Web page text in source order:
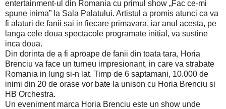
entertainment-ul din Romania cu primul show „Fac ce-mi
spune inima” la Sala Palatului. Artistul a promis atunci ca va
fi alaturi de fanii sai in fiecare primavara, iar anul acesta, pe
langa cele doua spectacole programate initial, va sustine
inca doua.
Din dorinta de a fi aproape de fanii din toata tara, Horia
Brenciu va face un turneu impresionant, in care va strabate
Romania in lung si-n lat. Timp de 6 saptamani, 10.000 de
inimi din 20 de orase vor bate la unison cu Horia Brenciu si
HB Orchestra.
Un eveniment marca Horia Brenciu este un show unde